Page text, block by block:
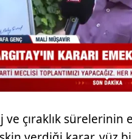
ve çıraklık sürelerinin